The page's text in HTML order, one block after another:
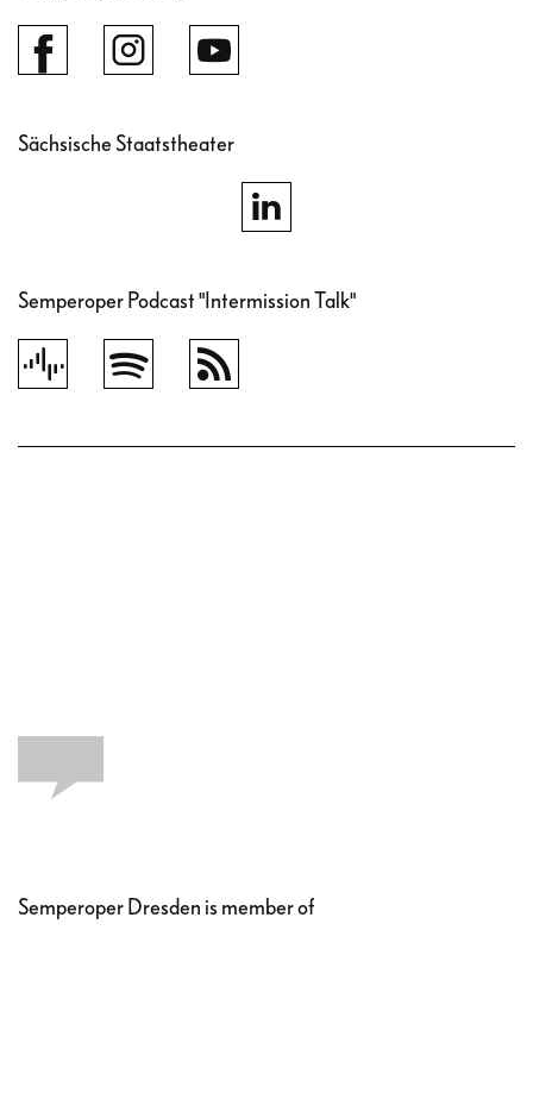
Sächsische Staatstheater
Semperoper Podcast "Intermission Talk"
Semperoper Dresden is member of